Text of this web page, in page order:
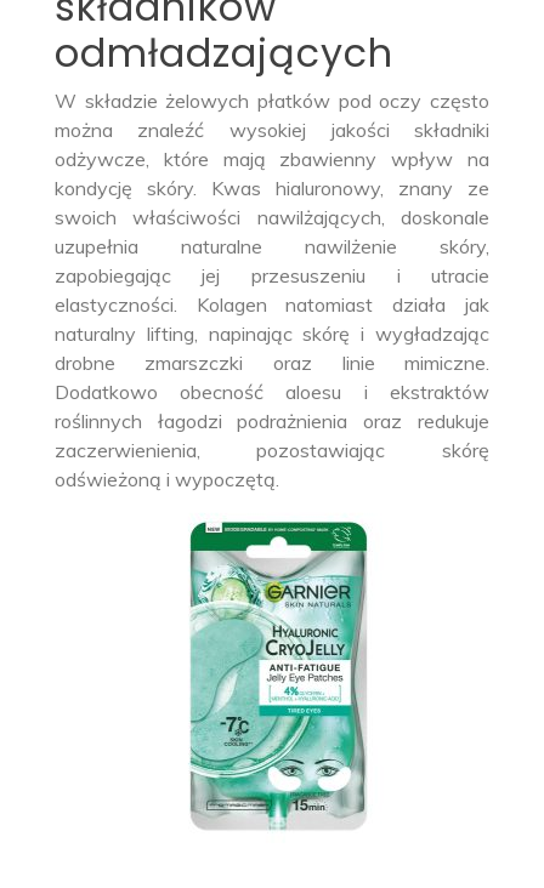
odmładzających
W składzie żelowych płatków pod oczy często
można znaleźć wysokiej jakości składniki
odżywcze, które mają zbawienny wpływ na
kondycję skóry. Kwas hialuronowy, znany ze
swoich właściwości nawilżających, doskonale
uzupełnia naturalne nawilżenie skóry,
zapobiegając jej przesuszeniu i utracie
elastyczności. Kolagen natomiast działa jak
naturalny lifting, napinając skórę i wygładzając
drobne zmarszczki oraz linie mimiczne.
Dodatkowo obecność aloesu i ekstraktów
roślinnych łagodzi podrażnienia oraz redukuje
zaczerwienienia, pozostawiając skórę
odświeżoną i wypoczętą.